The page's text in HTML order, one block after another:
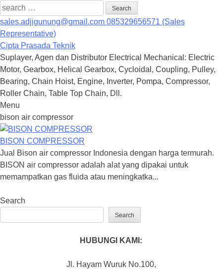
Search
for:
sales.adjigunung@gmail.com 085329656571 (Sales
Representative)
Cipta Prasada Teknik
Suplayer, Agen dan Distributor Electrical Mechanical: Electric
Motor, Gearbox, Helical Gearbox, Cycloidal, Coupling, Pulley,
Bearing, Chain Hoist, Engine, Inverter, Pompa, Compressor,
Roller Chain, Table Top Chain, Dll.
Menu
Skip
to
content
bison air compressor
BISON COMPRESSOR
Jual Bison air compressor Indonesia dengan harga termurah.
BISON air compressor adalah alat yang dipakai untuk
memampatkan gas fluida atau meningkatka...
Search
Search
HUBUNGI KAMI:
Jl. Hayam Wuruk No.100,